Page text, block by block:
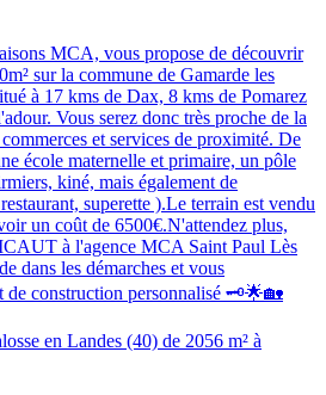
MCA, vous propose de découvrir
sur la commune de Gamarde les
à 17 kms de Dax, 8 kms de Pomarez
Vous serez donc très proche de la
et services de proximité. De
école maternelle et primaire, un pôle
kiné, mais également de
superette ).Le terrain est vendu
un coût de 6500€.N'attendez plus,
à l'agence MCA Saint Paul Lès
dans les démarches et vous
de construction personnalisé 🗝️🌟🏡